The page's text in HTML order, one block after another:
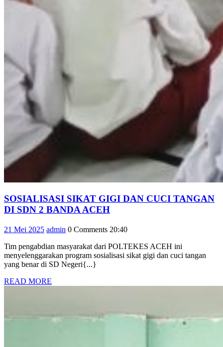
SOSIALISASI SIKAT GIGI DAN CUCI TANGAN
DI SDN 2 BANDA ACEHSOSIALISASI
GIGI
DAN
CUCI
SDN
ACEH
21 Mei 202521
2025
admin admin
0 Comments 20:40
Tim pengabdian masyarakat dari POLTEKES ACEH ini
menyelenggarakan program sosialisasi sikat gigi dan cuci tangan
yang benar di SD Negeri{...}
READ MORE